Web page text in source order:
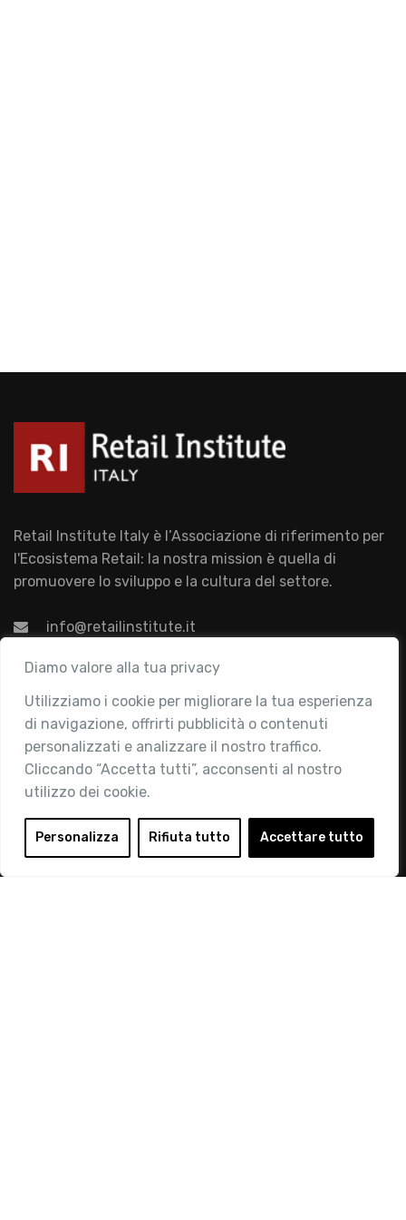
Diamo valore alla tua privacy
Utilizziamo i cookie per migliorare la tua esperienza
di navigazione, offrirti pubblicità o contenuti
personalizzati e analizzare il nostro traffico.
Cliccando “Accetta tutti”, acconsenti al nostro
utilizzo dei cookie.
Personalizza Rifiuta tutto Accettare tutto
Retail Institute Italy è l’Associazione di riferimento per
l'Ecosistema Retail: la nostra mission è quella di
promuovere lo sviluppo e la cultura del settore.
info@retailinstitute.it
Associazione
Chi siamo
Attività
Contatti
Area Riservata
Login
Diventa Socio